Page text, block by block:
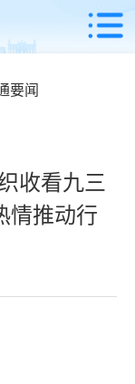
要闻
收看九三
情推动行